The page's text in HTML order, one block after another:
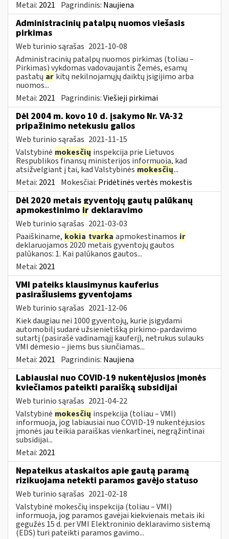
Metai: 2021 Pagrindinis: Naujiena
Administracinių patalpų nuomos viešasis
pirkimas
Web turinio sąrašas 2021-10-08
Administracinių patalpų nuomos pirkimas (toliau –
Pirkimas) vykdomas vadovaujantis Žemės, esamų
pastatų ar kitų nekilnojamųjų daiktų įsigijimo arba
nuomos...
Metai: 2021 Pagrindinis:Viešieji pirkimai
Dėl 2004 m. kovo 10 d. įsakymo Nr. VA-32
pripažinimo netekusiu galios
Web turinio sąrašas 2021-11-15
Valstybinė mokesčių inspekcija prie Lietuvos
Respublikos finansų ministerijos informuoja, kad
atsižvelgiant į tai, kad Valstybinės mokesčių...
Metai: 2021 Mokesčiai: Pridėtinės vertės mokestis
Dėl 2020 metais gyventojų gautų palūkanų
apmokestinimo ir deklaravimo
Web turinio sąrašas 2021-03-03
Paaiškiname, kokia tvarka apmokestinamos ir
deklaruojamos 2020 metais gyventojų gautos
palūkanos: 1. Kai palūkanos gautos...
Metai: 2021
VMI pateiks klausimynus kauferius
pasirašiusiems gyventojams
Web turinio sąrašas 2021-12-06
Kiek daugiau nei 1000 gyventojų, kurie įsigydami
automobilį sudarė užsienietišką pirkimo-pardavimo
sutartį (pasirašė vadinamąjį kauferį), netrukus sulauks
VMI dėmesio – jiems bus siunčiamas...
Metai: 2021 Pagrindinis: Naujiena
Labiausiai nuo COVID-19 nukentėjusios įmonės
kviečiamos pateikti paraišką subsidijai
Web turinio sąrašas 2021-04-22
Valstybinė mokesčių inspekcija (toliau – VMI)
informuoja, jog labiausiai nuo COVID-19 nukentėjusios
įmonės jau teikia paraiškas vienkartinei, negrąžintinai
subsidijai...
Metai: 2021
Nepateikus ataskaitos apie gautą paramą
rizikuojama netekti paramos gavėjo statuso
Web turinio sąrašas 2021-02-18
Valstybinė mokesčių inspekcija (toliau – VMI)
informuoja, jog paramos gavėjai kiekvienais metais iki
gegužės 15 d. per VMI Elektroninio deklaravimo sistemą
(EDS) turi pateikti paramos gavimo...